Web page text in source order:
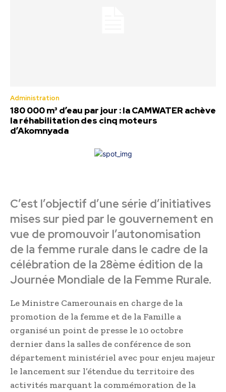
Administration
180 000 m³ d’eau par jour : la CAMWATER achève
la réhabilitation des cinq moteurs
d’Akomnyada
C’est l’objectif d’une série d’initiatives
mises sur pied par le gouvernement en
vue de promouvoir l’autonomisation
de la femme rurale dans le cadre de la
célébration de la 28ème édition de la
Journée Mondiale de la Femme Rurale.
Le Ministre Camerounais en charge de la
promotion de la femme et de la Famille a
organisé un point de presse le 10 octobre
dernier dans la salles de conférence de son
département ministériel avec pour enjeu majeur
le lancement sur l’étendue du territoire des
activités marquant la commémoration de la